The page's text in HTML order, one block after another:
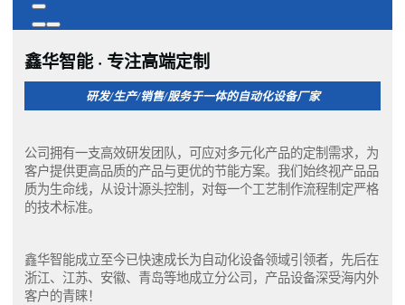
鑫华智能 · 专注高端定制
研发/生产/销售/服务于一体的自动化设备厂家
公司拥有一支高效研发团队，可应对多元化产品的定制需求，为
客户提供更高品质的产品与更优的节能方案。我们始终视产品品
质为生命线，从设计源头控制，对每一个工艺制作流程制定严格
的技术标准。
鑫华智能成立至今已快速成长为自动化设备领域引领者，先后在
浙江、江苏、安徽、青岛等地成立分公司，产品设备深受海内外
客户的青睐！